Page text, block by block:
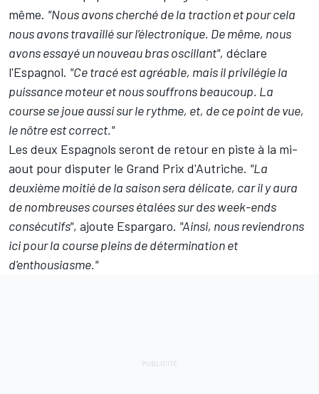
même. "Nous avons cherché de la traction et pour cela
nous avons travaillé sur l’électronique. De même, nous
avons essayé un nouveau bras oscillant", déclare
l'Espagnol. "Ce tracé est agréable, mais il privilégie la
puissance moteur et nous souffrons beaucoup. La
course se joue aussi sur le rythme, et, de ce point de vue,
le nôtre est correct."
Les deux Espagnols seront de retour en piste à la mi-
aout pour disputer le Grand Prix d'Autriche. "La
deuxième moitié de la saison sera délicate, car il y aura
de nombreuses courses étalées sur des week-ends
consécutifs", ajoute Espargaro. "Ainsi, nous reviendrons
ici pour la course pleins de détermination et
d'enthousiasme."